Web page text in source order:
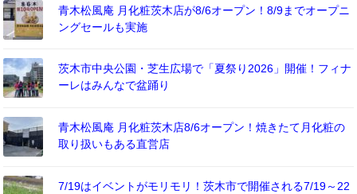
青木松風庵 月化粧茨木店が8/6オープン！8/9までオープニ
ングセールも実施
茨木市中央公園・芝生広場で「夏祭り2026」開催！フィナ
ーレはみんなで盆踊り
青木松風庵 月化粧茨木店8/6オープン！焼きたて月化粧の
取り扱いもある直営店
7/19はイベントがモリモリ！茨木市で開催される7/19～22